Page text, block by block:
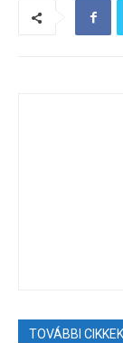
TOVÁBBI CIKKEK